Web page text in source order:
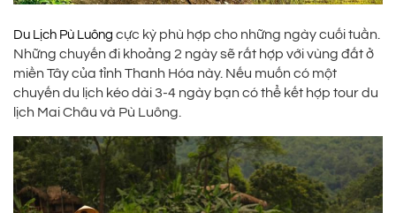
Du Lịch Pù Luông cực kỳ phù hợp cho những ngày cuối tuần.
Những chuyến đi khoảng 2 ngày sẽ rất hợp với vùng đất ở
miền Tây của tỉnh Thanh Hóa này. Nếu muốn có một
chuyến du lịch kéo dài 3-4 ngày bạn có thể kết hợp tour du
lịch Mai Châu và Pù Luông.